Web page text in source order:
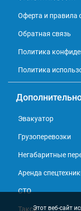
Оферта и правила
Обратная связь
Политика
Политика
Эвакуатор
Грузоперевозки
Негабаритные
Аренда
СТО
ТаксиЭтот веб-сайт